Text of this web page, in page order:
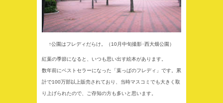
↑公園はフレディだらけ。（10月中旬撮影･西大畑公園）
紅葉の季節になると、いつも思い出す絵本があります。
数年前にベストセラーになった「葉っぱのフレディ」です。累
計で100万部以上販売されており、当時マスコミでも大きく取
り上げられたので、ご存知の方も多いと思います。